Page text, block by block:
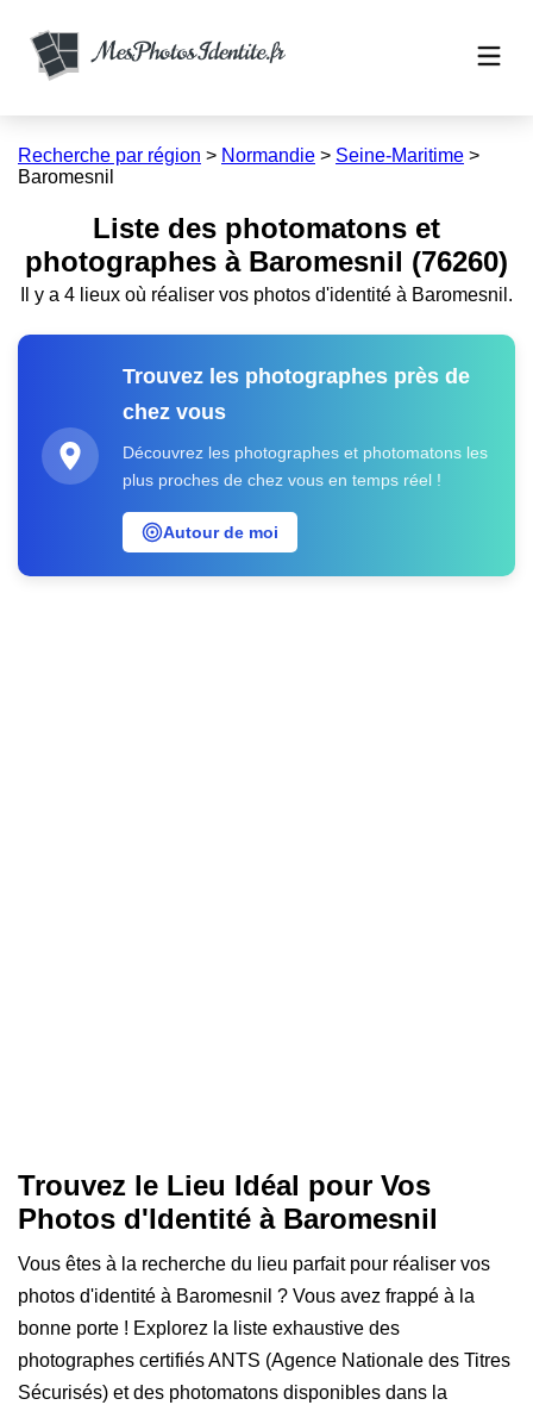
Recherche par région > Normandie > Seine-Maritime >
Baromesnil
Liste des photomatons et
photographes à Baromesnil (76260)
Il y a 4 lieux où réaliser vos photos d'identité à Baromesnil.
Trouvez les photographes près de
chez vous
Découvrez les photographes et photomatons les
plus proches de chez vous en temps réel !
Autour de moi
Trouvez le Lieu Idéal pour Vos
Photos d'Identité à Baromesnil
Vous êtes à la recherche du lieu parfait pour réaliser vos
photos d'identité à Baromesnil ? Vous avez frappé à la
bonne porte ! Explorez la liste exhaustive des
photographes certifiés ANTS (Agence Nationale des Titres
Sécurisés) et des photomatons disponibles dans la